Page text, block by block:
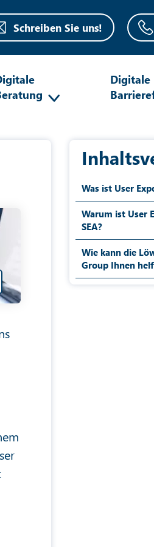
Schreiben Sie uns!
Digitale
Was ist User
Warum ist User
SEA?
Wie kann die
Group Ihnen